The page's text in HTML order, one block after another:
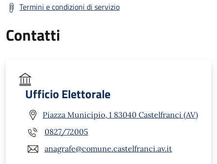
Termini e condizioni di servizio
Contatti
Ufficio Elettorale
Piazza Municipio, 1 83040 Castelfranci (AV)
0827/72005
anagrafe@comune.castelfranci.av.it